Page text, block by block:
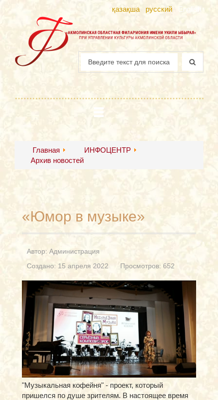
қазақша русский English
Главная
ИНФОЦЕНТР
Архив новостей
«Юмор в музыке»
Автор: Администрация
Создано: 15 апреля 2022
Просмотров: 652
"Музыкальная кофейня" - проект, который
пришелся по душе зрителям. В настоящее время